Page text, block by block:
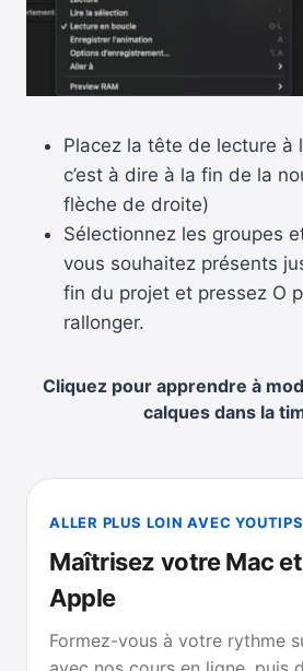
Placez la tête de lecture à
c’est à dire à la fin de la
flèche de droite)
Sélectionnez les groupes
vous souhaitez présents
fin du projet et pressez O
rallonger.
Cliquez pour apprendre à
calques dans la
ALLER PLUS LOIN AVEC YOUTIPS
Maîtrisez votre Mac et
Apple
Formez-vous à votre rythme